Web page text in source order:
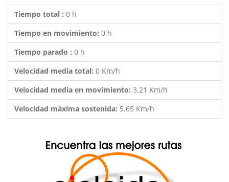
Tiempo total : 0 h
Tiempo en movimiento: 0 h
Tiempo parado : 0 h
Velocidad media total: 0 Km/h
Velocidad media en movimiento: 3.21 Km/h
Velocidad máxima sostenida: 5.65 Km/h